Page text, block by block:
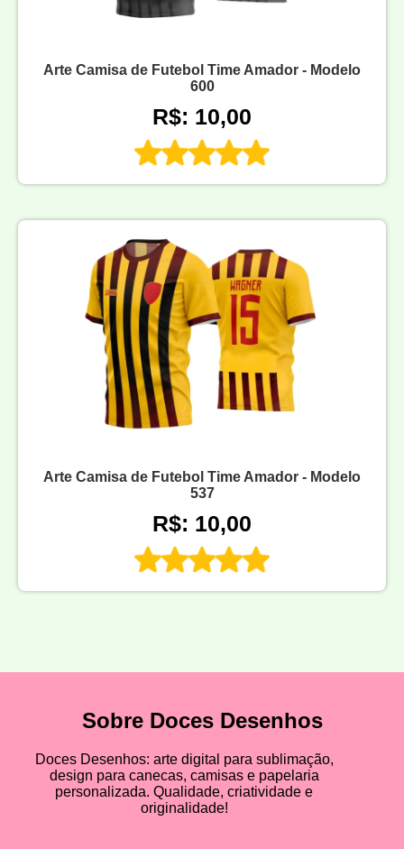
Arte Camisa de Futebol Time Amador - Modelo
600
R$: 10,00
Arte Camisa de Futebol Time Amador - Modelo
537
R$: 10,00
Sobre Doces Desenhos
Doces Desenhos: arte digital para sublimação,
design para canecas, camisas e papelaria
personalizada. Qualidade, criatividade e
originalidade!